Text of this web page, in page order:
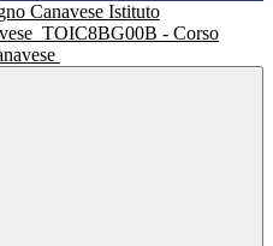
Istituto
TOIC8BG00B - Corso